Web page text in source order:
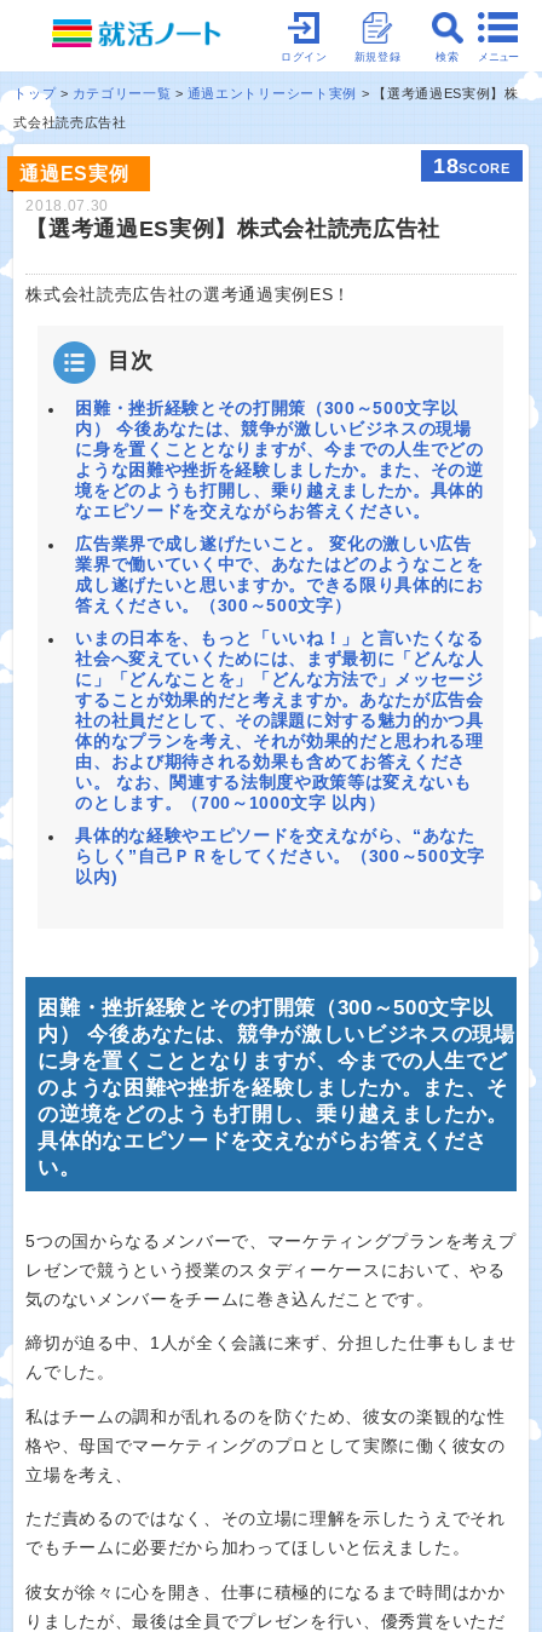
メニュー
検索
新規登録
ログイン
トップ カテゴリー一覧 通過エントリーシート実例
【選考通過ES実例】株
式会社読売広告社
通過ES実例 18SCORE
2018.07.30
【選考通過ES実例】株式会社読売広告社
株式会社読売広告社の選考通過実例ES！
目次
困難・挫折経験とその打開策（300～500文字以
内） 今後あなたは、競争が激しいビジネスの現場
に身を置くこととなりますが、今までの人生でどの
ような困難や挫折を経験しましたか。また、その逆
境をどのようも打開し、乗り越えましたか。具体的
なエピソードを交えながらお答えください。
広告業界で成し遂げたいこと。 変化の激しい広告
業界で働いていく中で、あなたはどのようなことを
成し遂げたいと思いますか。できる限り具体的にお
答えください。（300～500文字）
いまの日本を、もっと「いいね！」と言いたくなる
社会へ変えていくためには、まず最初に「どんな人
に」「どんなことを」「どんな方法で」メッセージ
することが効果的だと考えますか。あなたが広告会
社の社員だとして、その課題に対する魅力的かつ具
体的なプランを考え、それが効果的だと思われる理
由、および期待される効果も含めてお答えくださ
い。 なお、関連する法制度や政策等は変えないも
のとします。（700～1000文字 以内）
具体的な経験やエピソードを交えながら、“あなた
らしく”自己ＰＲをしてください。（300～500文字
以内)
困難・挫折経験とその打開策（300～500文字以
内） 今後あなたは、競争が激しいビジネスの現場
に身を置くこととなりますが、今までの人生でど
のような困難や挫折を経験しましたか。また、そ
の逆境をどのようも打開し、乗り越えましたか。
具体的なエピソードを交えながらお答えくださ
い。
5つの国からなるメンバーで、マーケティングプランを考えプ
レゼンで競うという授業のスタディーケースにおいて、やる
気のないメンバーをチームに巻き込んだことです。
締切が迫る中、1人が全く会議に来ず、分担した仕事もしませ
んでした。
私はチームの調和が乱れるのを防ぐため、彼女の楽観的な性
格や、母国でマーケティングのプロとして実際に働く彼女の
立場を考え、
ただ責めるのではなく、その立場に理解を示したうえでそれ
でもチームに必要だから加わってほしいと伝えました。
彼女が徐々に心を開き、仕事に積極的になるまで時間はかか
りましたが、最後は全員でプレゼンを行い、優秀賞をいただ